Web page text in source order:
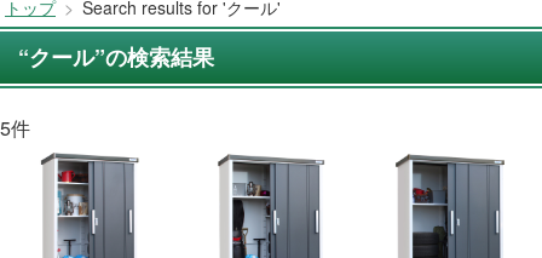
トップ > Search results for 'クール'
“クール”の検索結果
5件